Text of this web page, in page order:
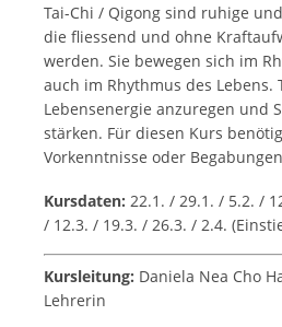
Tai-Chi / Qigong sind ruhige
die fliessend und ohne
werden. Sie bewegen sich im
auch im Rhythmus des Lebens.
Lebensenergie anzuregen und
stärken. Für diesen Kurs
Vorkenntnisse oder
Kursdaten: 22.1. / 29.1. / 5.2. /
/ 12.3. / 19.3. / 26.3. / 2.4.
Kursleitung: Daniela Nea Cho
Lehrerin